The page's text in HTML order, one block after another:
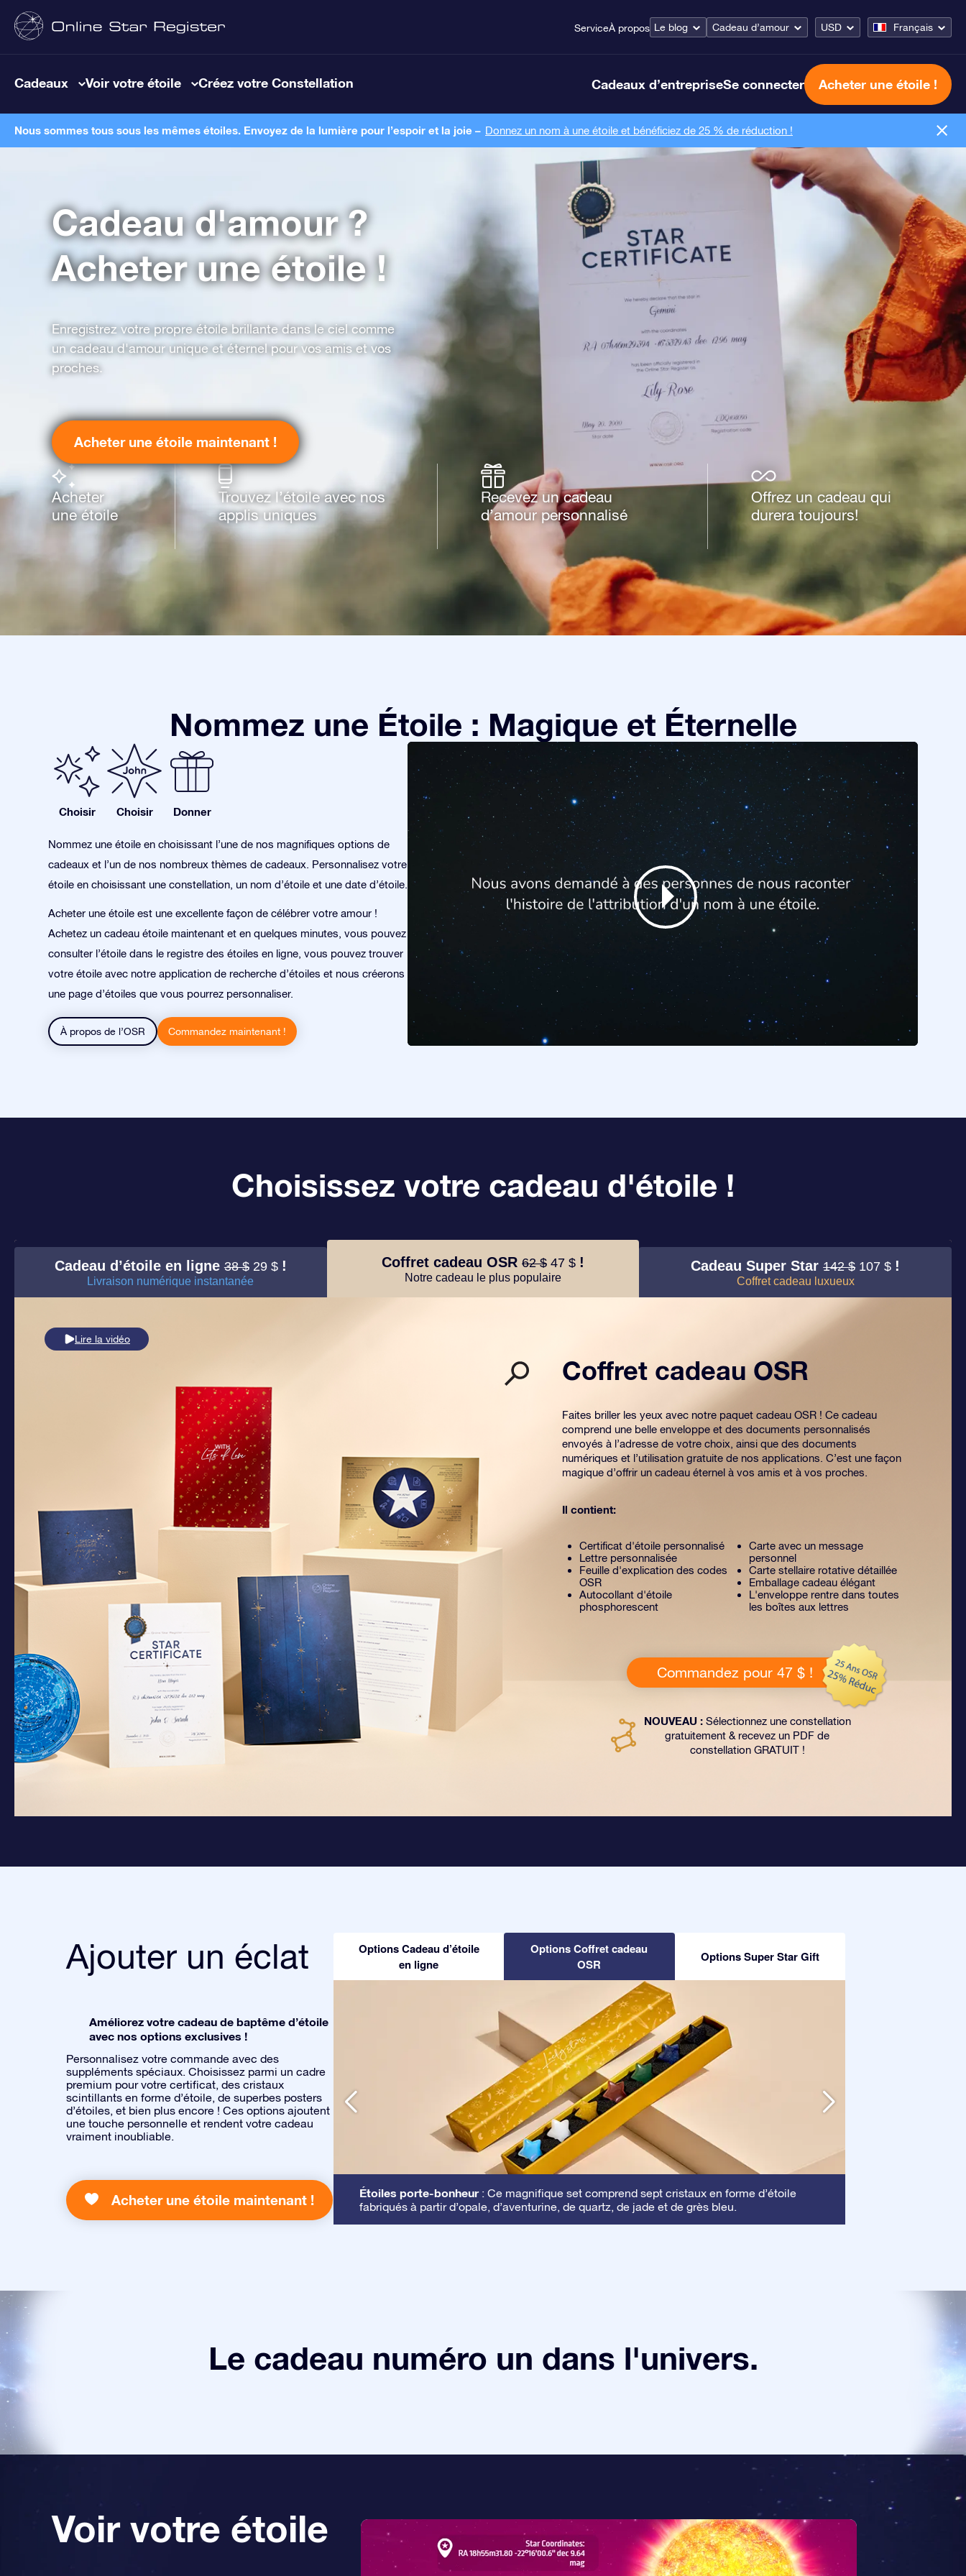
ServiceÀ propos Le blog Cadeau d’amour USD Français
Cadeaux Voir votre étoile Créez votre Constellation Cadeaux d’entrepriseSe connecter Acheter une étoile !
Nous sommes tous sous les mêmes étoiles. Envoyez de la lumière pour l’espoir et la joie – Donnez un nom à une étoile et bénéficiez de 25 % de réduction !
Cadeau d'amour ?
Acheter une étoile !
Enregistrez votre propre étoile brillante dans le ciel comme
un cadeau d'amour unique et éternel pour vos amis et vos
proches.
Acheter une étoile maintenant !
Acheter
une étoile
Trouvez l’étoile avec nos
applis uniques
Recevez un cadeau
d’amour personnalisé
Offrez un cadeau qui
durera toujours!
Nommez une Étoile : Magique et Éternelle
Choisir Choisir Donner
Nommez une étoile en choisissant l’une de nos magnifiques options de
cadeaux et l’un de nos nombreux thèmes de cadeaux. Personnalisez votre
étoile en choisissant une constellation, un nom d’étoile et une date d’étoile.
Acheter une étoile est une excellente façon de célébrer votre amour !
Achetez un cadeau étoile maintenant et en quelques minutes, vous pouvez
consulter l’étoile dans le registre des étoiles en ligne, vous pouvez trouver
votre étoile avec notre application de recherche d’étoiles et nous créerons
une page d’étoiles que vous pourrez personnaliser.
À propos de l’OSR Commandez maintenant !
Choisissez votre cadeau d'étoile !
Cadeau d’étoile en ligne38 $ 29 $ !
Livraison numérique instantanée
Coffret cadeau OSR 62 $ 47 $ !
Notre cadeau le plus populaire
Cadeau Super Star142 $ 107 $ !
Coffret cadeau luxueux
Lire la vidéo
Coffret cadeau OSR
Faites briller les yeux avec notre paquet cadeau OSR ! Ce cadeau
comprend une belle enveloppe et des documents personnalisés
envoyés à l’adresse de votre choix, ainsi que des documents
numériques et l’utilisation gratuite de nos applications. C’est une façon
magique d’offrir un cadeau éternel à vos amis et à vos proches.
Il contient:
Certificat d'étoile personnalisé
Lettre personnalisée
Feuille d'explication des codes
OSR
Autocollant d'étoile
phosphorescent
Carte avec un message
personnel
Carte stellaire rotative détaillée
Emballage cadeau élégant
L'enveloppe rentre dans toutes
les boîtes aux lettres
Commandez pour 47 $ !
NOUVEAU :Sélectionnez une constellation
gratuitement & recevez un PDF de
constellation GRATUIT !
Ajouter un éclat
Améliorez votre cadeau de baptême d’étoile
avec nos options exclusives !
Personnalisez votre commande avec des
suppléments spéciaux. Choisissez parmi un cadre
premium pour votre certificat, des cristaux
scintillants en forme d’étoile, de superbes posters
d’étoiles, et bien plus encore ! Ces options ajoutent
une touche personnelle et rendent votre cadeau
vraiment inoubliable.
Acheter une étoile maintenant !
Options Cadeau d’étoile
en ligne
Options Coffret cadeau
OSR
Options Super Star Gift
Étoiles porte-bonheur: Ce magnifique set comprend sept cristaux en forme d’étoile
fabriqués à partir d’opale, d’aventurine, de quartz, de jade et de grès bleu.
Le cadeau numéro un dans l'univers.
Voir votre étoile